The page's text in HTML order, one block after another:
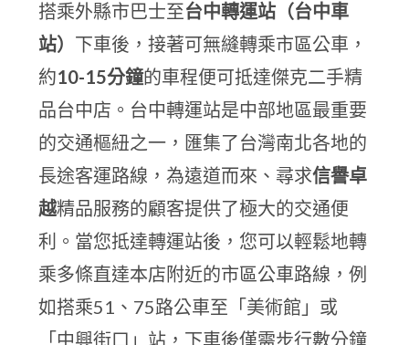
搭乘外縣市巴士至台中轉運站（台中車
站） 下車後，接著可無縫轉乘市區公車，
約10-15分鐘的車程便可抵達傑克二手精
品台中店。台中轉運站是中部地區最重要
的交通樞紐之一，匯集了台灣南北各地的
長途客運路線，為遠道而來、尋求信譽卓
越精品服務的顧客提供了極大的交通便
利。當您抵達轉運站後，您可以輕鬆地轉
乘多條直達本店附近的市區公車路線，例
如搭乘51、75路公車至「美術館」或
「中興街口」站，下車後僅需步行數分鐘